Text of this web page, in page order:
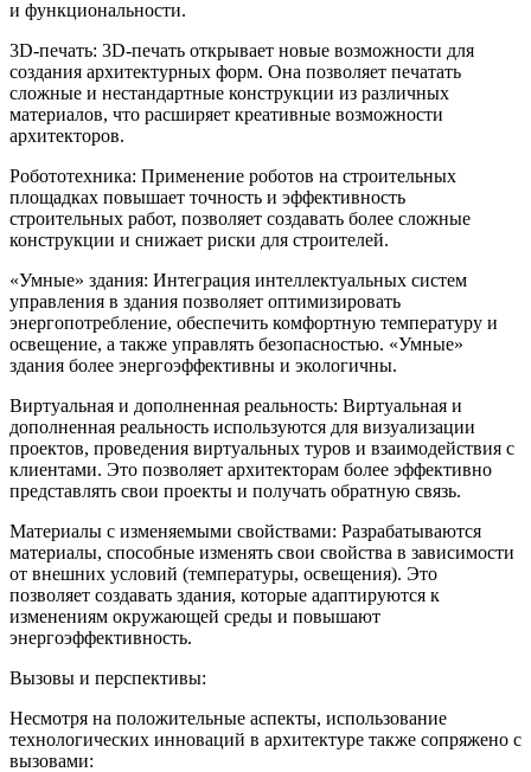
и функциональности.
3D-печать: 3D-печать открывает новые возможности для
создания архитектурных форм. Она позволяет печатать
сложные и нестандартные конструкции из различных
материалов, что расширяет креативные возможности
архитекторов.
Робототехника: Применение роботов на строительных
площадках повышает точность и эффективность
строительных работ, позволяет создавать более сложные
конструкции и снижает риски для строителей.
«Умные» здания: Интеграция интеллектуальных систем
управления в здания позволяет оптимизировать
энергопотребление, обеспечить комфортную температуру и
освещение, а также управлять безопасностью. «Умные»
здания более энергоэффективны и экологичны.
Виртуальная и дополненная реальность: Виртуальная и
дополненная реальность используются для визуализации
проектов, проведения виртуальных туров и взаимодействия с
клиентами. Это позволяет архитекторам более эффективно
представлять свои проекты и получать обратную связь.
Материалы с изменяемыми свойствами: Разрабатываются
материалы, способные изменять свои свойства в зависимости
от внешних условий (температуры, освещения). Это
позволяет создавать здания, которые адаптируются к
изменениям окружающей среды и повышают
энергоэффективность.
Вызовы и перспективы:
Несмотря на положительные аспекты, использование
технологических инноваций в архитектуре также сопряжено с
вызовами: